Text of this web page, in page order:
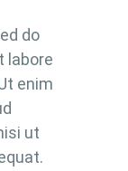
do
labore
enim
ut